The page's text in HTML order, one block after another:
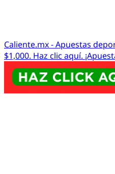
Caliente.mx - Apuestas
$1,000. Haz clic aquí.